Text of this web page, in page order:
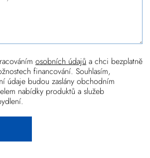
osobních údajů a chci bezplatně
financování. Souhlasím,
údaje budou zaslány obchodním
nabídky produktů a služeb